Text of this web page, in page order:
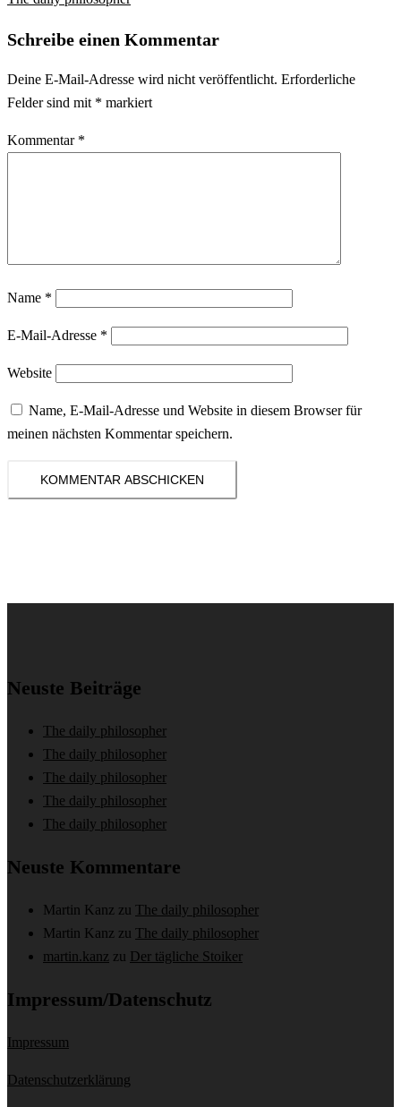
Schreibe einen Kommentar
Deine E-Mail-Adresse wird nicht veröffentlicht. Erforderliche
Felder sind mit * markiert
Kommentar *
Name *
E-Mail-Adresse *
Website
Name, E-Mail-Adresse und Website in diesem Browser für
meinen nächsten Kommentar speichern.
Neuste Beiträge
The daily philosopher
The daily philosopher
The daily philosopher
The daily philosopher
The daily philosopher
Neuste Kommentare
Martin Kanz zu The daily philosopher
Martin Kanz zu The daily philosopher
martin.kanz zu Der tägliche Stoiker
Impressum/Datenschutz
Impressum
Datenschutzerklärung